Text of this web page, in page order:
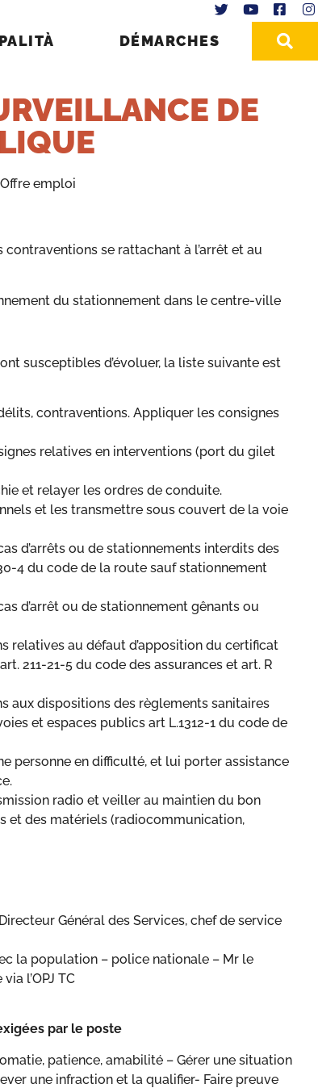
DÉMARCHES
DE
Offre emploi
se rattachant à l’arrêt et au
du stationnement dans le centre-ville
susceptibles d’évoluer, la liste suivante est
contraventions. Appliquer les consignes
relatives en interventions (port du gilet
et relayer les ordres de conduite.
et les transmettre sous couvert de la voie
d’arrêts ou de stationnements interdits des
4 du code de la route sauf stationnement
d’arrêt ou de stationnement gênants ou
relatives au défaut d’apposition du certificat
211-21-5 du code des assurances et art. R
aux dispositions des règlements sanitaires
et espaces publics art L.1312-1 du code de
personne en difficulté, et lui porter assistance
radio et veiller au maintien du bon
et des matériels (radiocommunication,
Général des Services, chef de service
la population – police nationale – Mr le
l’OPJ TC
par le poste
patience, amabilité – Gérer une situation
une infraction et la qualifier- Faire preuve